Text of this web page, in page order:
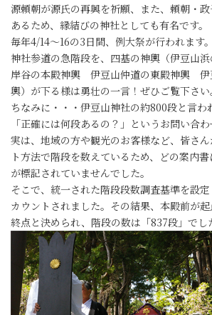
源頼朝が源氏の再興を祈願、また、頼朝・
あるため、縁結びの神社としても有名です。
毎年4/14～16の3日間、例大祭が行われます。
神社参道の急階段を、四基の神輿（伊豆山
岸谷の本殿神輿 伊豆山仲道の東殿神輿 伊
輿）が下る様は勇壮の一言！ぜひご覧下さい
ちなみに・・・伊豆山神社の約800段と言わ
「正確には何段あるの？」というお問い合わ
実は、地域の方や観光のお客様など、皆さ
ト方法で階段を数えているため、どの案内
が標記されていませんでした。
そこで、統一された階段段数調査基準を設
カウントされました。その結果、本殿前が
終点と決められ、階段の数は「837段」でし